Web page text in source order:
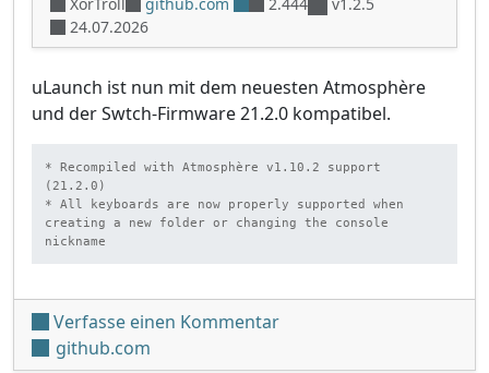
XorTroll github.com 2.444
v1.2.5
24.07.2026
uLaunch ist nun mit dem neuesten Atmosphère
und der Swtch-Firmware 21.2.0 kompatibel.
* Recompiled with Atmosphère v1.10.2 support
(21.2.0)
* All keyboards are now properly supported when
creating a new folder or changing the console
nickname
Verfasse einen Kommentarunter 'uLaunch v1.2.3'
github.com